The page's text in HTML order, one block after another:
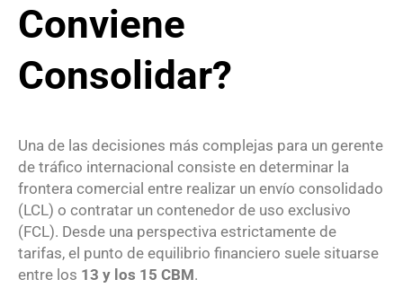
Conviene
Consolidar?
Una de las decisiones más complejas para un gerente
de tráfico internacional consiste en determinar la
frontera comercial entre realizar un envío consolidado
(LCL) o contratar un contenedor de uso exclusivo
(FCL). Desde una perspectiva estrictamente de
tarifas, el punto de equilibrio financiero suele situarse
entre los 13 y los 15 CBM.